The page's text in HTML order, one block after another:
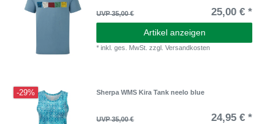
UVP 35,00 € 25,00 € *
Artikel anzeigen
*inkl. ges. MwSt. zzgl.Versandkosten
-29% Sherpa WMS Kira Tank neelo blue
UVP 35,00 € 24,95 € *